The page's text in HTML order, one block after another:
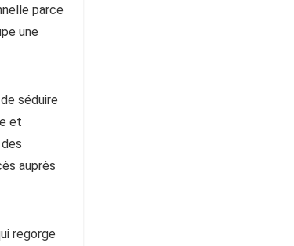
parce
une
séduire
et
auprès
regorge